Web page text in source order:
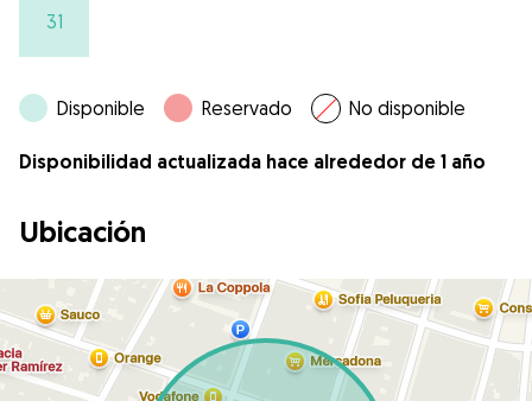
31
Disponible Reservado No disponible
Disponibilidad actualizada hace alrededor de 1 año
Ubicación